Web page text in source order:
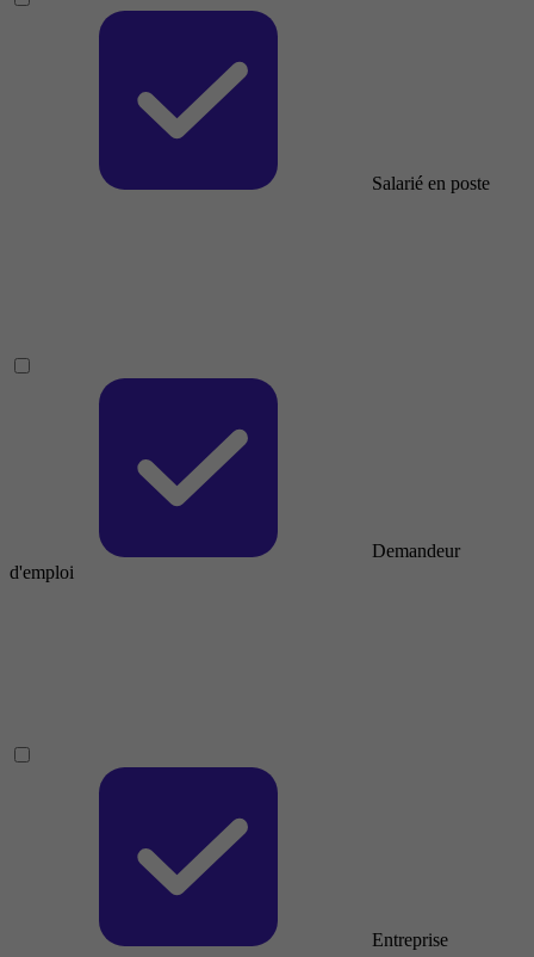
Salarié en poste
Demandeur
d'emploi
Entreprise